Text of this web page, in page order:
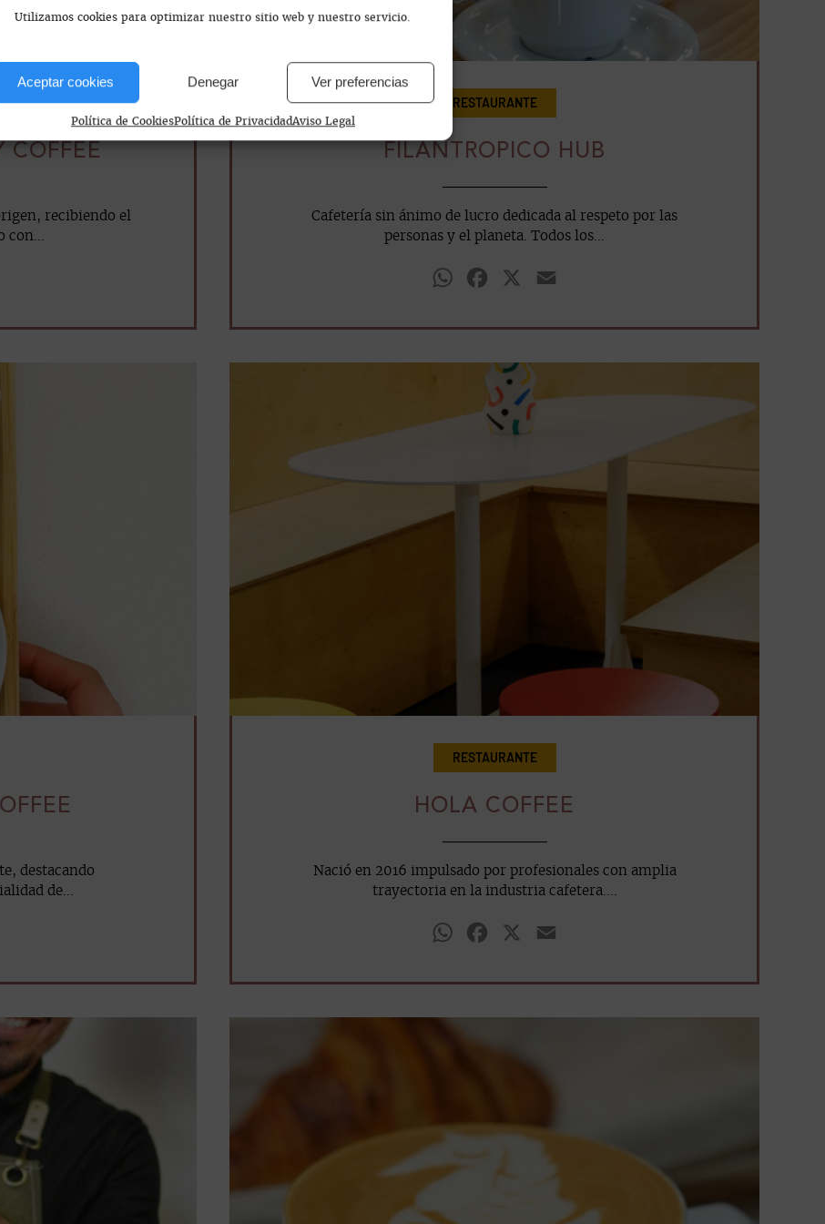
Utilizamos cookies para optimizar nuestro sitio web y nuestro servicio.
Aceptar cookies Denegar Ver preferencias
Política de CookiesPolítica de PrivacidadAviso Legal
COFFEE
recibiendo el
con...
RESTAURANTE
FILANTROPICO HUB
Cafetería sin ánimo de lucro dedicada al respeto por las
personas y el planeta. Todos los...
WhatsAppFacebook
destacando
de...
RESTAURANTE
HOLA COFFEE
Nació en 2016 impulsado por profesionales con amplia
trayectoria en la industria cafetera....
WhatsAppFacebook